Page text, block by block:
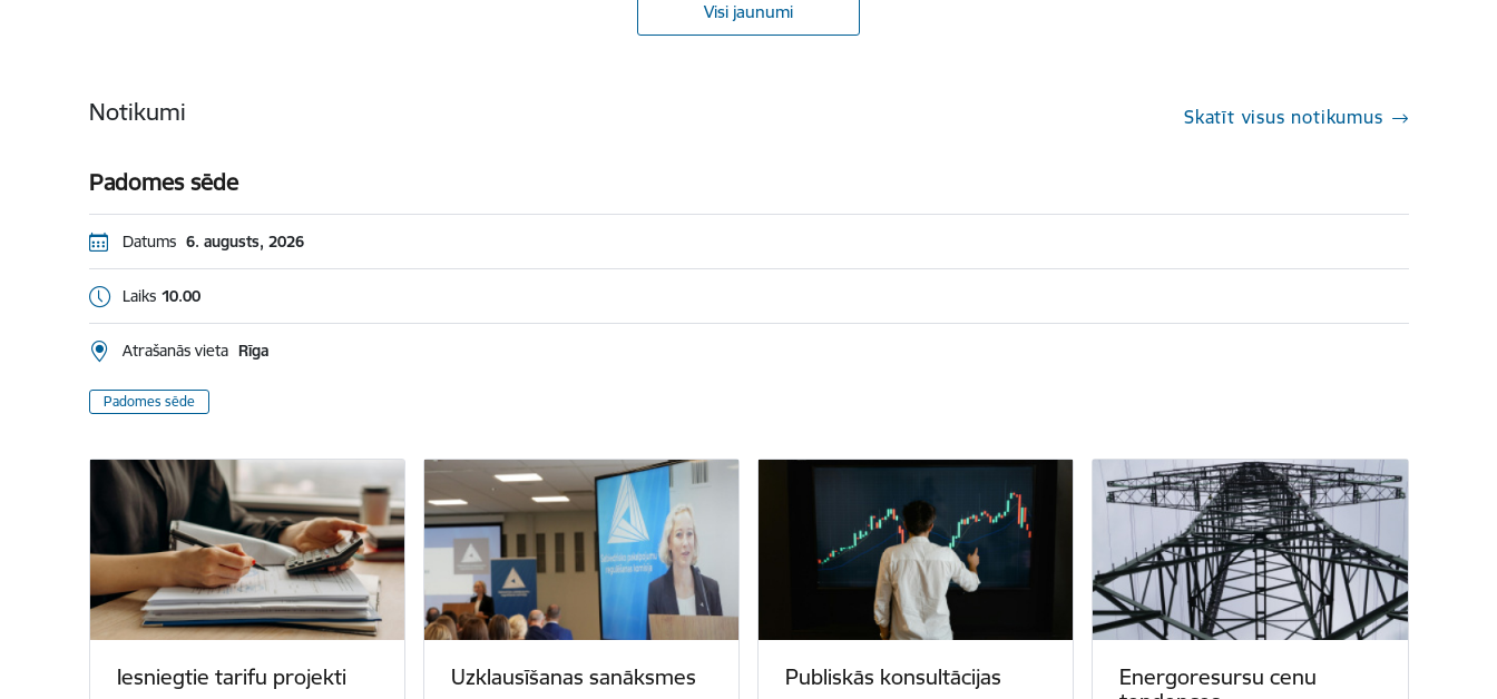
Visi jaunumi
Notikumi Skatīt visus notikumus
Padomes sēde
Datums 6. augusts, 2026
Laiks 10.00
Atrašanās vieta Rīga
Padomes sēde
Iesniegtie tarifu projekti Uzklausīšanas sanāksmes Publiskās konsultācijas
Energoresursu cenu